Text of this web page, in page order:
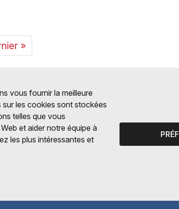
»
vous fournir la meilleure
les cookies sont stockées
telles que vous
et aider notre équipe à
les plus intéressantes et